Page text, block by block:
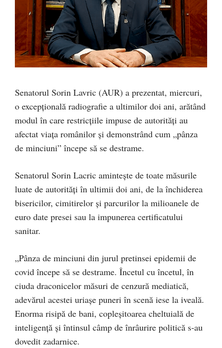
Senatorul Sorin Lavric (AUR) a prezentat, miercuri,
o excepțională radiografie a ultimilor doi ani, arătând
modul în care restricțiile impuse de autorități au
afectat viața românilor și demonstrând cum „pânza
de minciuni” începe să se destrame.
Senatorul Sorin Lacric amintește de toate măsurile
luate de autorități în ultimii doi ani, de la închiderea
bisericilor, cimitirelor și parcurilor la milioanele de
euro date presei sau la impunerea certificatului
sanitar.
„Pânza de minciuni din jurul pretinsei epidemii de
covid începe să se destrame. Încetul cu încetul, în
ciuda draconicelor măsuri de cenzură mediatică,
adevărul acestei uriașe puneri în scenă iese la iveală.
Enorma risipă de bani, copleșitoarea cheltuială de
inteligență și întinsul câmp de înrâurire politică s-au
dovedit zadarnice.